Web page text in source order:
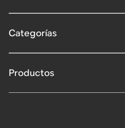
Categorías
Productos